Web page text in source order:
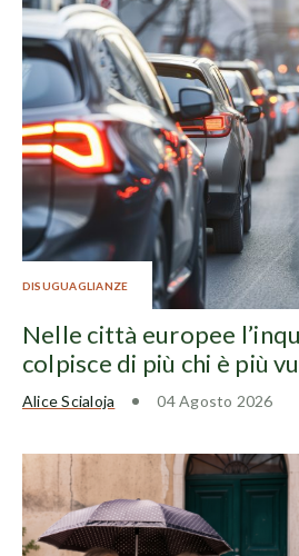
DISUGUAGLIANZE
Nelle città europee
colpisce di più chi è più
Alice Scialoja 04 Agosto 2026